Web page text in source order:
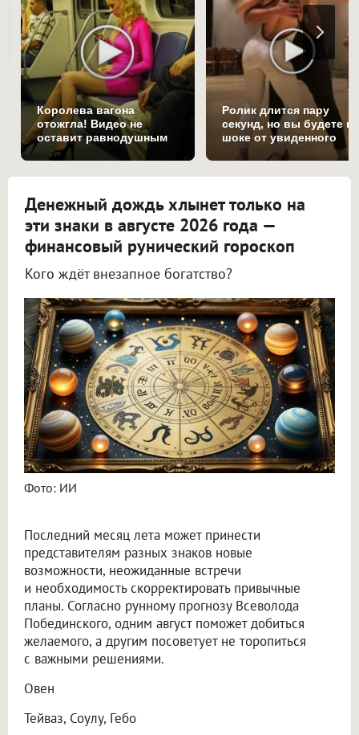
Королева вагона
отожгла! Видео не
оставит равнодушным
Ролик длится пару
секунд, но вы будете в
шоке от увиденного
Денежный дождь хлынет только на
эти знаки в августе 2026 года —
финансовый рунический гороскоп
Кого ждёт внезапное богатство?
Фото: ИИ
Последний месяц лета может принести
представителям разных знаков новые
возможности, неожиданные встречи
и необходимость скорректировать привычные
планы. Согласно рунному прогнозу Всеволода
Побединского, одним август поможет добиться
желаемого, а другим посоветует не торопиться
с важными решениями.
Овен
Тейваз, Соулу, Гебо